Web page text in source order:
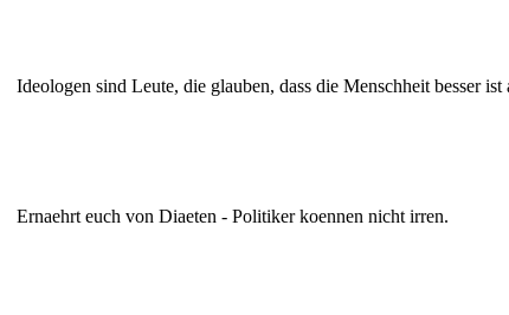
Ideologen sind Leute, die glauben, dass die Menschheit besser ist
Ernaehrt euch von Diaeten - Politiker koennen nicht irren.